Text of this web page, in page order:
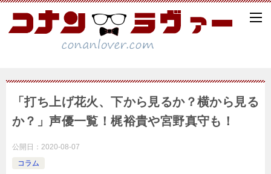
「打ち上げ花火、下から見るか？横から見る
か？」声優一覧！梶裕貴や宮野真守も！
公開日： 2020-08-07
コラム